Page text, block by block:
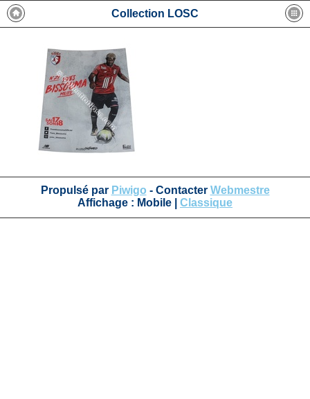
Collection LOSC
Propulsé par Piwigo - Contacter Webmestre
Affichage : Mobile Classique